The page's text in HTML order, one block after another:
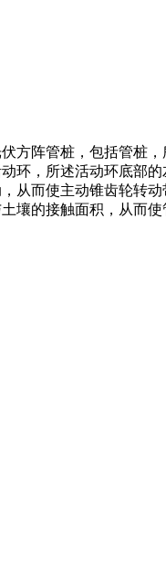
方阵管桩，包括管桩
环，所述活动环底部
从而使主动锥齿轮转
壤的接触面积，从而使